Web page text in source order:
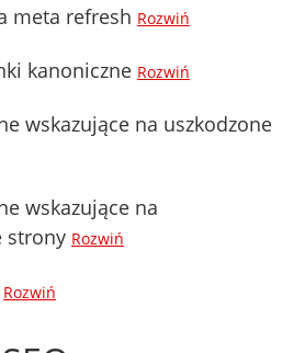
meta refresh Rozwiń
kanoniczne Rozwiń
wskazujące na uszkodzone
wskazujące na
strony Rozwiń
Rozwiń